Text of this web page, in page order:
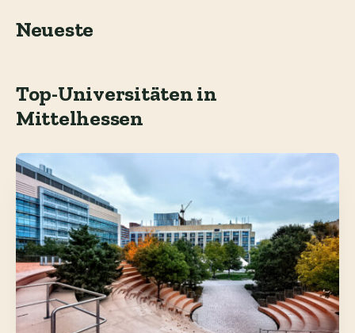
Neueste
Top-Universitäten in
Mittelhessen